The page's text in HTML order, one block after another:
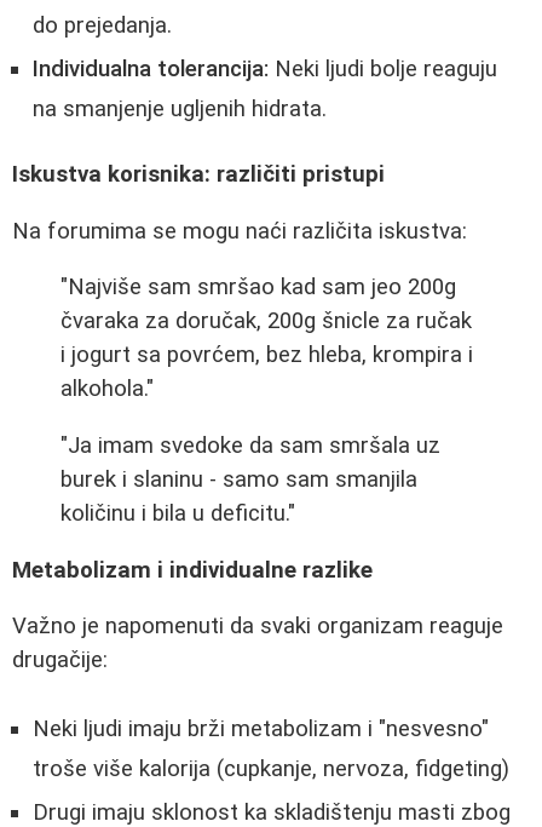
do prejedanja.
Individualna tolerancija: Neki ljudi bolje reaguju
na smanjenje ugljenih hidrata.
Iskustva korisnika: različiti pristupi
Na forumima se mogu naći različita iskustva:
"Najviše sam smršao kad sam jeo 200g
čvaraka za doručak, 200g šnicle za ručak
i jogurt sa povrćem, bez hleba, krompira i
alkohola."
"Ja imam svedoke da sam smršala uz
burek i slaninu - samo sam smanjila
količinu i bila u deficitu."
Metabolizam i individualne razlike
Važno je napomenuti da svaki organizam reaguje
drugačije:
Neki ljudi imaju brži metabolizam i "nesvesno"
troše više kalorija (cupkanje, nervoza, fidgeting)
Drugi imaju sklonost ka skladištenju masti zbog